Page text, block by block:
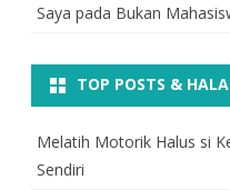
Saya pada Bukan
TOP POSTS &
Melatih Motorik Halus si
Sendiri